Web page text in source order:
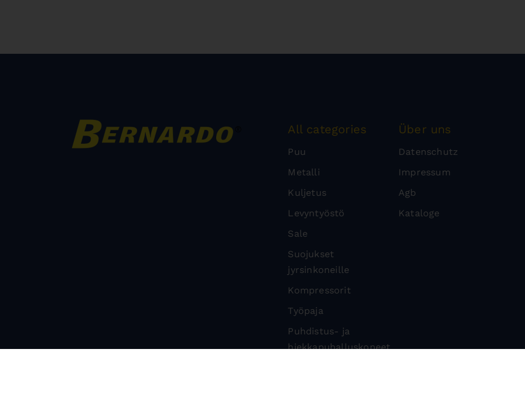
All categories
Puu
Metalli
Kuljetus
Levyntyöstö
Sale
Suojukset
jyrsinkoneille
Kompressorit
Työpaja
Puhdistus- ja
hiekkapuhalluskoneet
Über uns
Datenschutz
Impressum
Agb
Kataloge